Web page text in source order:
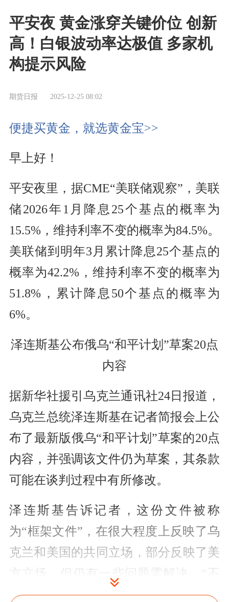
平安夜 黄金涨穿关键价位 创新
高！白银波动率达极值 多家机
构提示风险
期货日报 2025-12-25 08:02
便捷买黄金，就选黄金宝>>
早上好！
平安夜里，据CME“美联储观察”，美联
储2026年1月降息25个基点的概率为
15.5%，维持利率不变的概率为84.5%。
美联储到明年3月累计降息25个基点的
概率为42.2%，维持利率不变的概率为
51.8%，累计降息50个基点的概率为
6%。
泽连斯基公布俄乌“和平计划”草案20点
内容
据新华社援引乌克兰通讯社24日报道，
乌克兰总统泽连斯基在记者简报会上公
布了最新版俄乌“和平计划”草案的20点
内容，并强调该文件仍为草案，其条款
可能在谈判过程中有所修改。
泽连斯基告诉记者，这份文件被称
为“框架文件”，在很大程度上反映了乌
克兰和美国的共同立场，部分反映了美
方立场，但仍有一些问题需解决，“不
过，我们在最终敲定文件方面已经取得